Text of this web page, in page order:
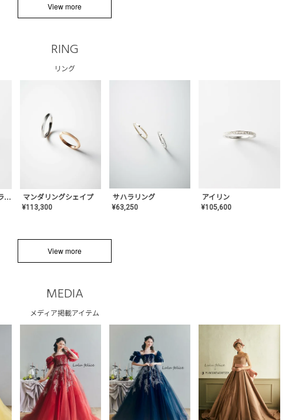
View more
RING
リング
【限定デザイン】ミライ(mill-ai)リング マンダリングシェイプ
¥113,300
サハラリング
¥63,250
アイリン
¥105,600
View more
MEDIA
メディア掲載アイテム